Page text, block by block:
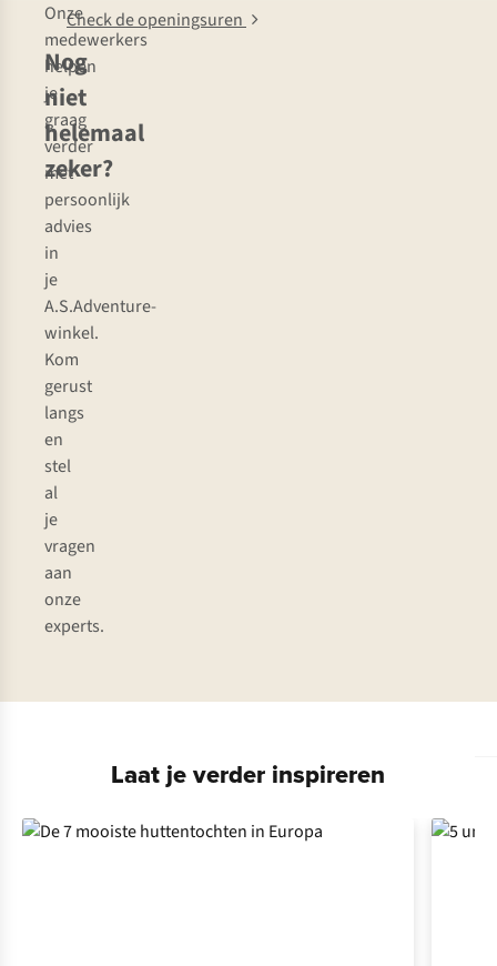
Nog
niet
helemaal
zeker?
Onze
medewerkers
helpen
je
graag
verder
met
persoonlijk
advies
in
je
A.S.Adventure-
winkel.
Kom
gerust
langs
en
stel
al
je
vragen
aan
onze
experts.
Check de openingsuren
Laat je verder inspireren